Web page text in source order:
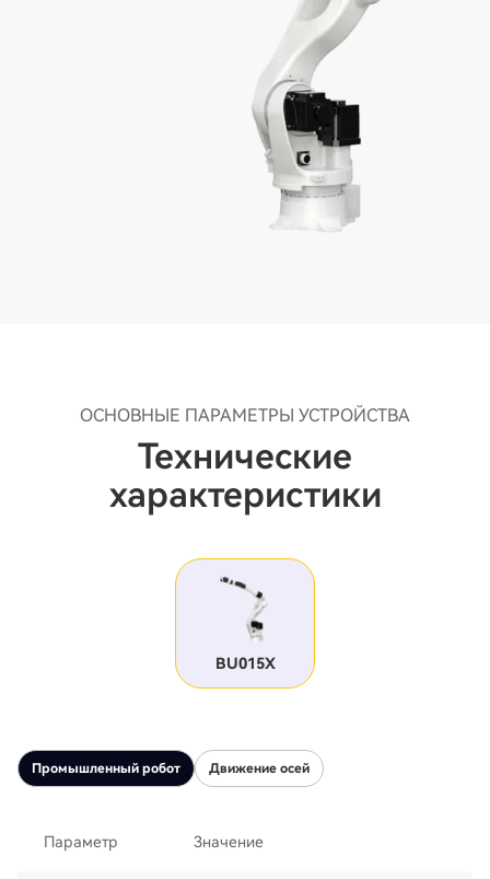
ОСНОВНЫЕ ПАРАМЕТРЫ УСТРОЙСТВА
Технические
характеристики
BU015X
Промышленный робот Движение осей
Параметр Значение